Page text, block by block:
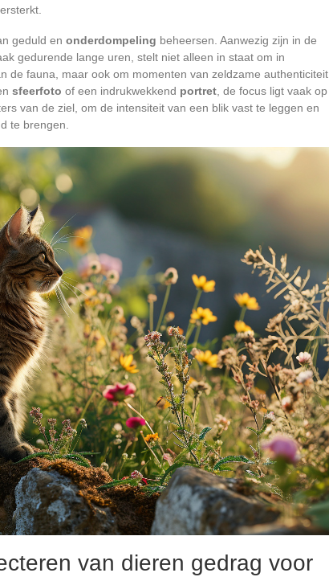
geduld en onderdompeling beheersen. Aanwezig zijn in de
gedurende lange uren, stelt niet alleen in staat om in
de fauna, maar ook om momenten van zeldzame authenticiteit
sfeerfoto of een indrukwekkend portret , de focus ligt vaak op
van de ziel, om de intensiteit van een blik vast te leggen en
te brengen.
van dieren gedrag voor